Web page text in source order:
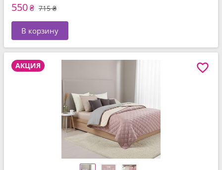
550₴ 715 ₴
В корзину
АКЦИЯ